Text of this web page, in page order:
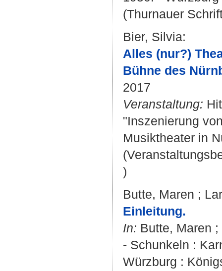
(Thurnauer
Bier, Silvia:
Alles (nur?)
Bühne des
2017
Veranstaltung:
"Inszenierung
Musiktheater in
)
Butte, Maren ;
Einleitung.
In: Butte, Maren ;
- Schunkeln :
Würzburg :